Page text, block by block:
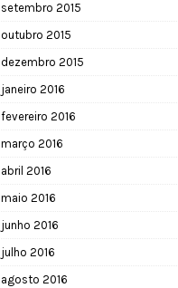
setembro 2015
outubro 2015
dezembro 2015
janeiro 2016
fevereiro 2016
março 2016
abril 2016
maio 2016
junho 2016
julho 2016
agosto 2016